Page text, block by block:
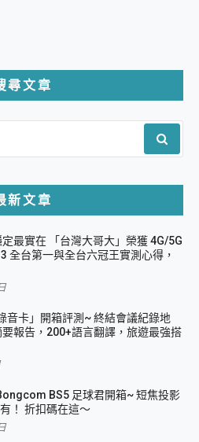
尋文章
新文章
最實在 「台灣大哥大」榮獲 4G/5G
全台第一與全台六冠王實測心得，
錄音卡」開箱評測~ 終結會議紀錄地
報告，200+語言翻譯，旅遊最強搭
BS5 足球君開箱~ 短焦投影
！ 折扣碼在這～